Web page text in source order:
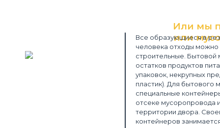
Или мы
или
Все образующиеся в
человека отходы можно
строительные. Бытовой
остатков продуктов
упаковок, некрупных
пластик). Для бытового
специальные
отсеке мусоропровода
территории двора.
контейнеров